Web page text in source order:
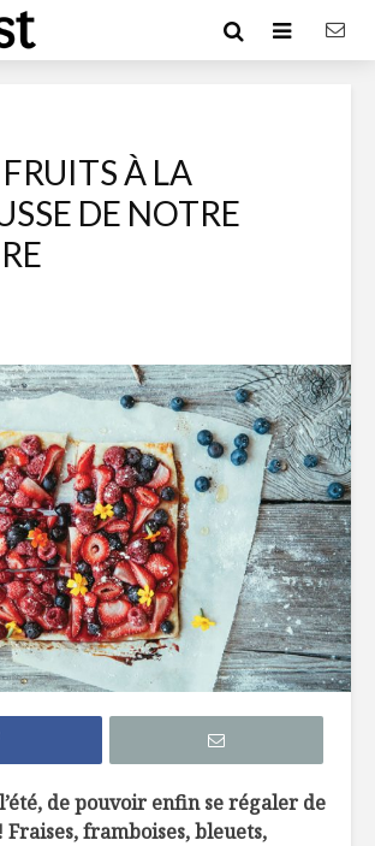
À LA
DE NOTRE
de pouvoir enfin se régaler de
framboises, bleuets,
Efficaces, les
remèdes de grand-
mère?
La créatine, poudre
miracle ?
le sucre
ses
À